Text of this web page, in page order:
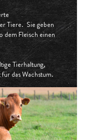
Tiere. Sie geben
dem Fleisch einen
Tierhaltung,
das Wachstum.